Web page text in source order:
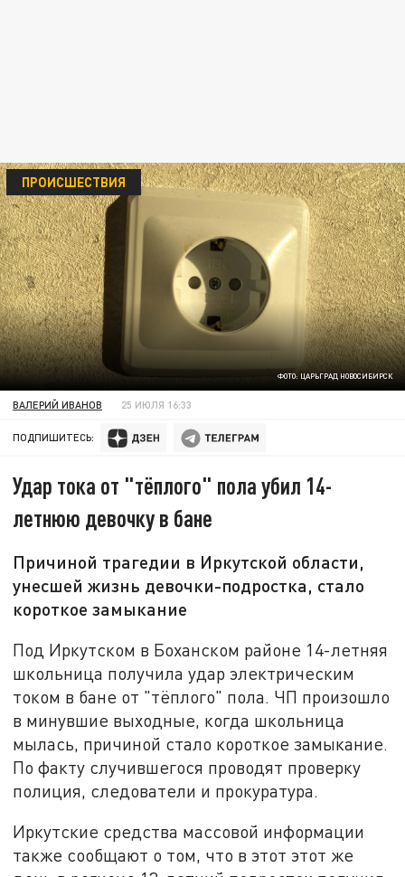
ФОТО: ЦАРЬГРАД НОВОСИБИРСК
ПРОИСШЕСТВИЯ
ВАЛЕРИЙ ИВАНОВ 25 ИЮЛЯ 16:33
ПОДПИШИТЕСЬ:
Удар тока от "тёплого" пола убил 14-
летнюю девочку в бане
Причиной трагедии в Иркутской области,
унесшей жизнь девочки-подростка, стало
короткое замыкание
Под Иркутском в Боханском районе 14-летняя
школьница получила удар электрическим
током в бане от "тёплого" пола. ЧП произошло
в минувшие выходные, когда школьница
мылась, причиной стало короткое замыкание.
По факту случившегося проводят проверку
полиция, следователи и прокуратура.
Иркутские средства массовой информации
также сообщают о том, что в этот этот же